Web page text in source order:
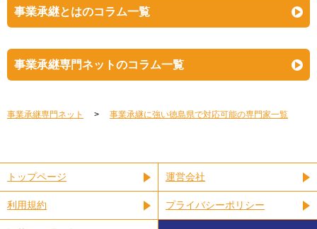
事業承継とはのコラム一覧
事業承継専門ネットのコラム一覧
事業承継専門ネット 事業承継に強い徳島県で対応可能の専門家一覧
トップページ 運営会社
利用規約 プライバシーポリシー